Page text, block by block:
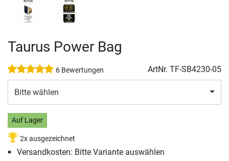
Taurus Power Bag
6 Bewertungen ArtNr. TF-SB4230-05
Bitte wählen
Auf Lager
2x ausgezeichnet
Versandkosten: Bitte Variante auswählen